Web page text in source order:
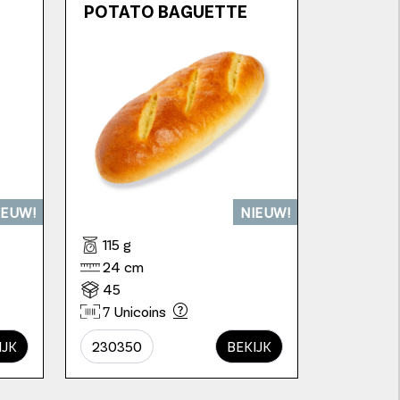
POTATO BAGUETTE
NIEUW!
115 g
24 cm
45
7 Unicoins
230350 BEKIJK